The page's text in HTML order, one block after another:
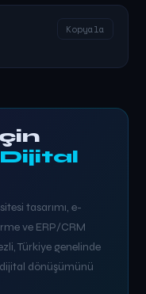
Kopyala
tasarımı, e-
ve ERP/CRM
Türkiye genelinde
dönüşümünü